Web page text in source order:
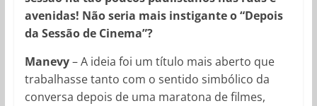
avenidas! Não seria mais instigante o “Depois
da Sessão de Cinema”?
Manevy– A ideia foi um título mais aberto que
trabalhasse tanto com o sentido simbólico da
conversa depois de uma maratona de filmes,